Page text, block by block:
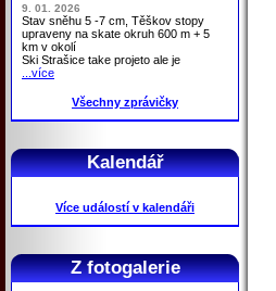
9. 01. 2026
Stav sněhu 5 -7 cm, Těškov stopy
upraveny na skate okruh 600 m + 5
km v okolí
Ski Strašice take projeto ale je
...více
Všechny zprávičky
Kalendář
Více událostí v kalendáři
Z fotogalerie